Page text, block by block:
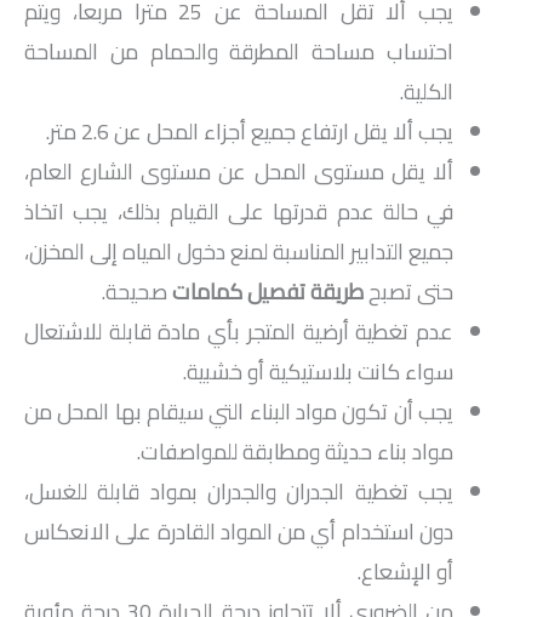
يجب ألا تقل المساحة عن 25 مترا مربعا، ويتم
احتساب مساحة المطرقة والحمام من المساحة
الكلية.
يجب ألا يقل ارتفاع جميع أجزاء المحل عن 2.6 متر.
ألا يقل مستوى المحل عن مستوى الشارع العام،
في حالة عدم قدرتها على القيام بذلك، يجب اتخاذ
جميع التدابير المناسبة لمنع دخول المياه إلى المخزن،
حتى تصبحطريقة تفصيل كماماتصحيحة.
عدم تغطية أرضية المتجر بأي مادة قابلة للاشتعال
سواء كانت بلاستيكية أو خشبية.
يجب أن تكون مواد البناء التي سيقام بها المحل من
مواد بناء حديثة ومطابقة للمواصفات.
يجب تغطية الجدران والجدران بمواد قابلة للغسل،
دون استخدام أي من المواد القادرة على الانعكاس
أو الإشعاع.